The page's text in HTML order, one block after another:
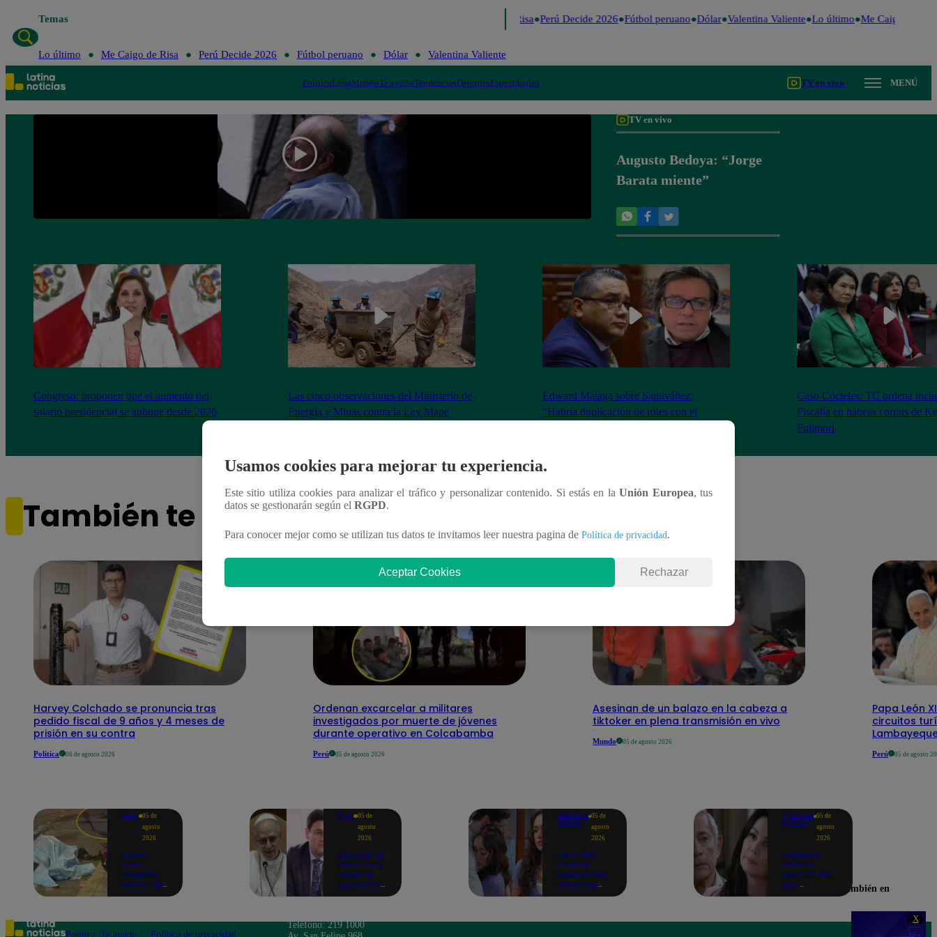
X
Temas Me Caigo de Risa Perú Decide 2026 Fútbol peruano Dólar Valentina Valiente Lo último Me Caigo de Risa
Lo último Me Caigo de Risa Perú Decide 2026 Fútbol peruano Dólar Valentina Valiente
PolíticaLimaMundoTe ayudoTendenciasDeportesEspectáculos TV en vivo MENÚ
TV en vivo
Augusto Bedoya: “Jorge
Barata miente”
Congreso: proponen que el aumento del
salario presidencial se aplique desde 2026
Las cinco observaciones del Ministerio de
Energía y Minas contra la Ley Mape
Edward Málaga sobre Santiváñez:
“Habría duplicación de roles con el
Caso Cócteles: TC ordena
Fiscalía en hábeas corpus de
Fujimori
También te puede interesar
Harvey Colchado se pronuncia tras
pedido fiscal de 9 años y 4 meses de
prisión en su contra
Política 06 de agosto 2026
Ordenan excarcelar a militares
investigados por muerte de jóvenes
durante operativo en Colcabamba
Perú 05 de agosto 2026
Asesinan de un balazo en la cabeza a
tiktoker en plena transmisión en vivo
Mundo 05 de agosto 2026
Papa León
circuitos
Perú 05 de agosto
Lima 05 de
agosto
2026
Nuevo
video
respalda
versión de
delincuente
e hirió a
Perú 05 de
agosto
2026
Chiclayo se
alista para
recibir al
papa León
remodelada
y reforzarán
Valentina
Valiente
05 de
agosto
2026
Valentina
Valiente
capítulo 108:
¡Alejandro
regalo, pero
Valentina
Valiente
05 de
agosto
2026
Valentina
Valiente
capítulo 108:
¡Don
Frida tras
Usamos cookies para mejorar tu experiencia.
Este sitio utiliza cookies para analizar el tráfico y personalizar contenido. Si estás en laUnión Europea, tus
datos se gestionarán según el RGPD.
Para conocer mejor como se utilizan tus datos te invitamos leer nuestra pagina de Política de privacidad.
Aceptar Cookies Rechazar
Encuéntranos también en
Política Te ayudo Política de privacidad
Teléfono: 219 1000